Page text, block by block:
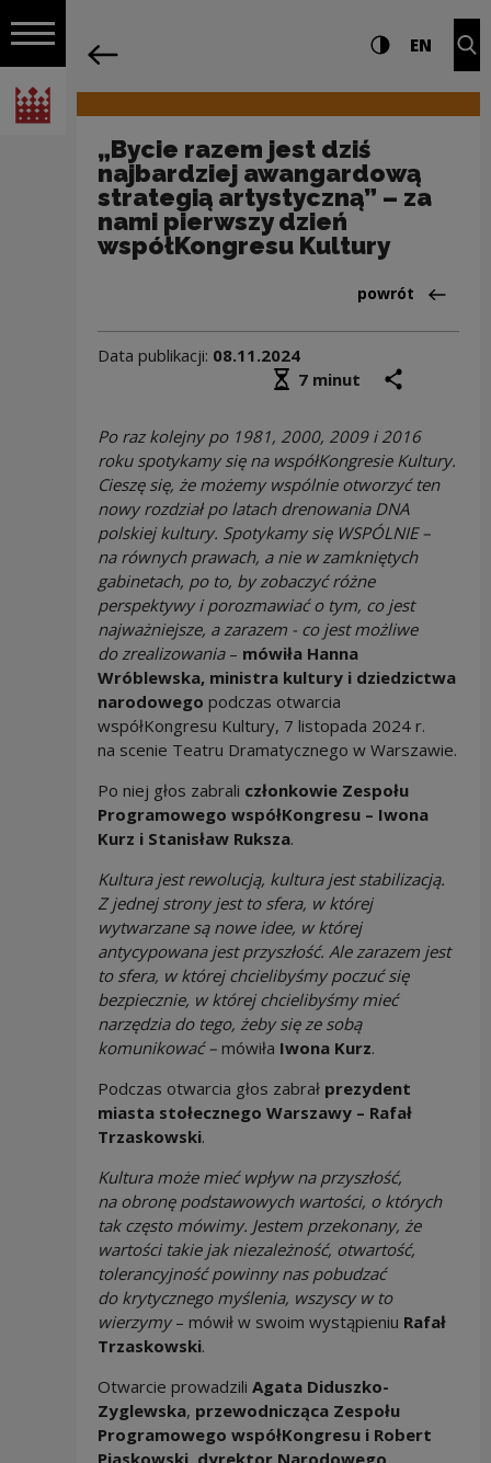
Włącz nawigację
Narodowe Centrum Kultury
Nawigacja Ustawienia i Wysoki
EN
„Bycie razem jest dziś
najbardziej awangardową
strategią artystyczną” – za
nami pierwszy dzień
współKongresu Kultury
Powrót
powrót
Data publikacji: 08.11.2024
Średni czas czytania
7 minut
Po raz kolejny po 1981, 2000, 2009 i 2016
roku spotykamy się na współKongresie Kultury.
Cieszę się, że możemy wspólnie otworzyć ten
nowy rozdział po latach drenowania DNA
polskiej kultury. Spotykamy się WSPÓLNIE –
na równych prawach, a nie w zamkniętych
gabinetach, po to, by zobaczyć różne
perspektywy i porozmawiać o tym, co jest
najważniejsze, a zarazem - co jest możliwe
do zrealizowania– mówiła Hanna
Wróblewska, ministra kultury i dziedzictwa
narodowego podczas otwarcia
współKongresu Kultury, 7 listopada 2024 r.
na scenie Teatru Dramatycznego w Warszawie.
Po niej głos zabrali członkowie Zespołu
Programowego współKongresu – Iwona
Kurz i Stanisław Ruksza.
Kultura jest rewolucją, kultura jest stabilizacją.
Z jednej strony jest to sfera, w której
wytwarzane są nowe idee, w której
antycypowana jest przyszłość. Ale zarazem jest
to sfera, w której chcielibyśmy poczuć się
bezpiecznie, w której chcielibyśmy mieć
narzędzia do tego, żeby się ze sobą
komunikować – mówiła Iwona Kurz.
Podczas otwarcia głos zabrał prezydent
miasta stołecznego Warszawy – Rafał
Trzaskowski.
Kultura może mieć wpływ na przyszłość,
na obronę podstawowych wartości, o których
tak często mówimy. Jestem przekonany, że
wartości takie jak niezależność, otwartość,
tolerancyjność powinny nas pobudzać
do krytycznego myślenia, wszyscy w to
wierzymy – mówił w swoim wystąpieniu Rafał
Trzaskowski.
Otwarcie prowadzili Agata Diduszko-
Zyglewska, przewodnicząca Zespołu
Programowego współKongresu i Robert
Piaskowski, dyrektor Narodowego